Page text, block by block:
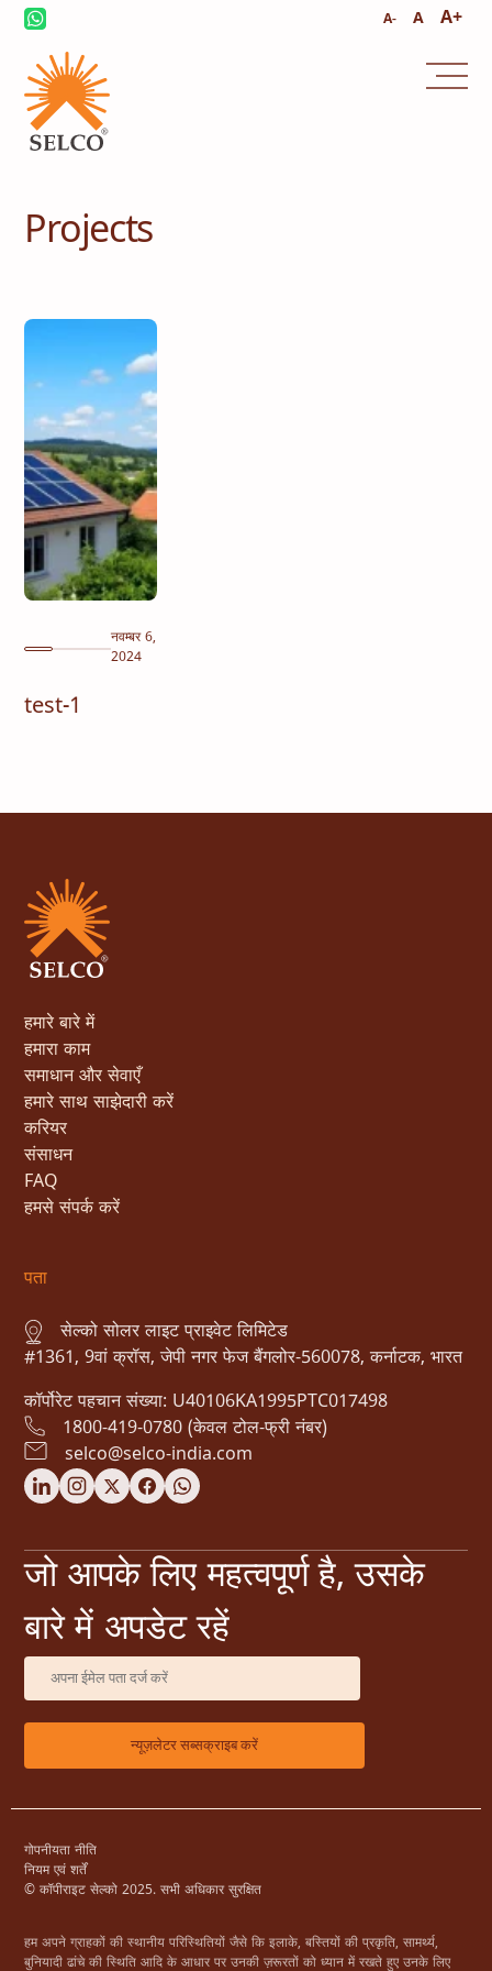
A- A A+
Projects
नवम्बर 6,
2024
test-1
हमारे बारे में
हमारा काम
समाधान और सेवाएँ
हमारे साथ साझेदारी करें
करियर
संसाधन
FAQ
हमसे संपर्क करें
पता
सेल्को सोलर लाइट प्राइवेट लिमिटेड
#1361, 9वां क्रॉस, जेपी नगर फेज बैंगलोर-560078, कर्नाटक, भारत
कॉर्पोरेट पहचान संख्या: U40106KA1995PTC017498
1800-419-0780 (केवल टोल-फ्री नंबर)
selco@selco-india.com
जो आपके लिए महत्वपूर्ण है, उसके
बारे में अपडेट रहें
गोपनीयता नीति
नियम एवं शर्तें
© कॉपीराइट सेल्को 2025. सभी अधिकार सुरक्षित
हम अपने ग्राहकों की स्थानीय परिस्थितियों जैसे कि इलाके, बस्तियों की प्रकृति, सामर्थ्य,
बुनियादी ढांचे की स्थिति आदि के आधार पर उनकी ज़रूरतों को ध्यान में रखते हुए उनके लिए